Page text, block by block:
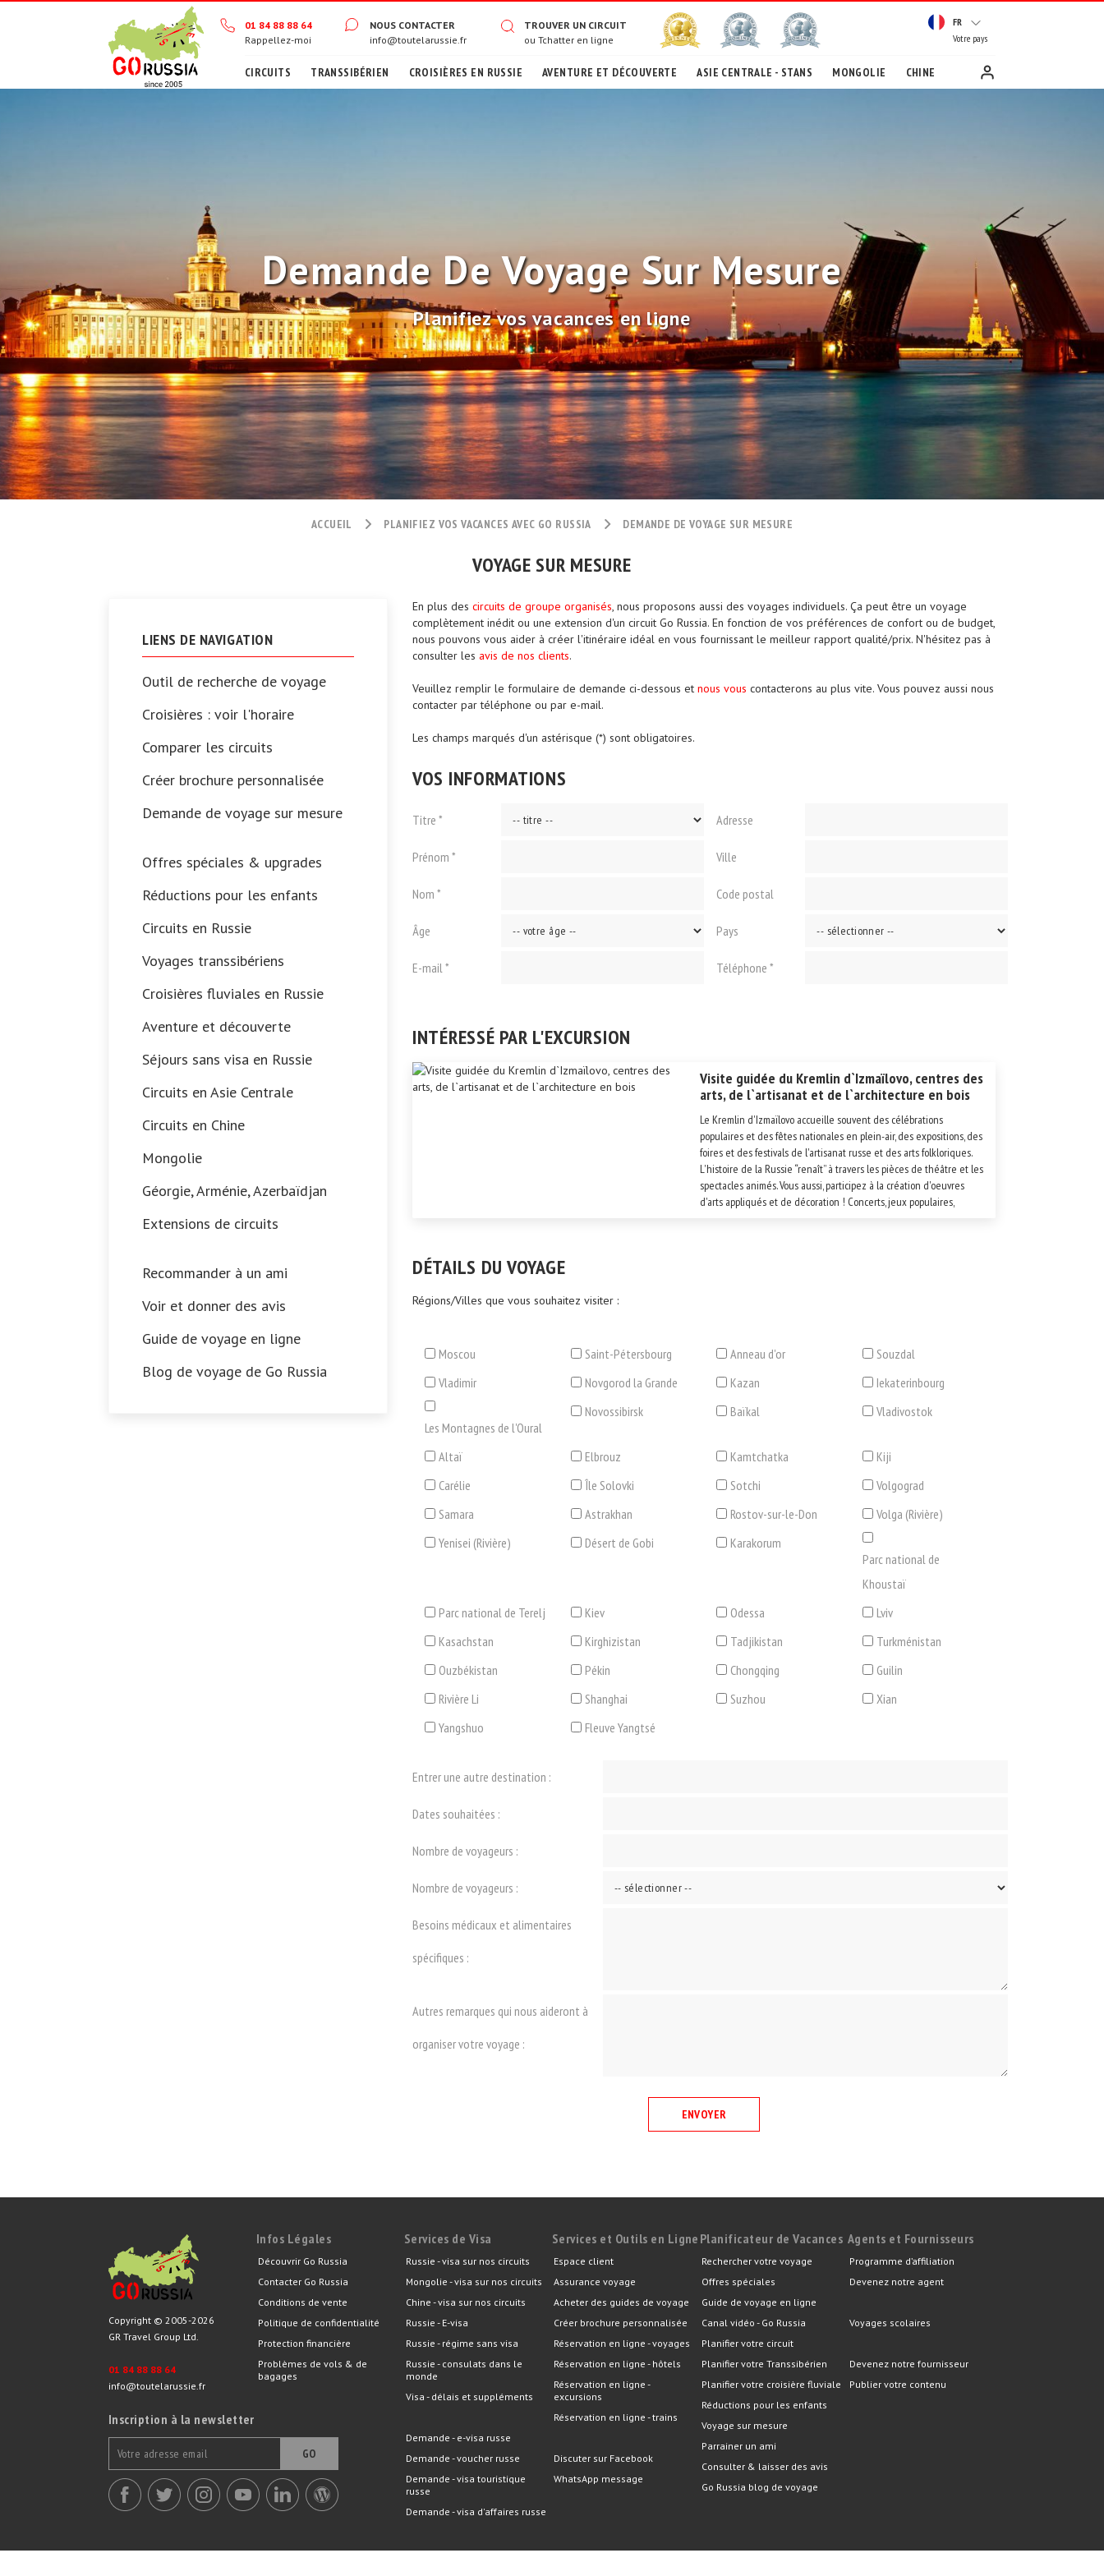
01 84 88 88 64
Rappellez-moi
NOUS CONTACTER
info@toutelarussie.fr
TROUVER UN CIRCUIT
ou Tchatter en ligne
FR
Votre pays
CIRCUITS TRANSSIBÉRIEN CROISIÈRES EN RUSSIE AVENTURE ET DÉCOUVERTE ASIE CENTRALE - STANS MONGOLIE CHINE
Demande De Voyage Sur Mesure
Planifiez vos vacances en ligne
ACCUEIL PLANIFIEZ VOS VACANCES AVEC GO RUSSIA DEMANDE DE VOYAGE SUR MESURE
VOYAGE SUR MESURE
LIENS DE NAVIGATION
Outil de recherche de voyage
Croisières : voir l'horaire
Comparer les circuits
Créer brochure personnalisée
Demande de voyage sur mesure
Offres spéciales & upgrades
Réductions pour les enfants
Circuits en Russie
Voyages transsibériens
Croisières fluviales en Russie
Aventure et découverte
Séjours sans visa en Russie
Circuits en Asie Centrale
Circuits en Chine
Mongolie
Géorgie, Arménie, Azerbaïdjan
Extensions de circuits
Recommander à un ami
Voir et donner des avis
Guide de voyage en ligne
Blog de voyage de Go Russia
En plus des circuits de groupe organisés, nous proposons aussi des voyages individuels. Ça peut être un voyage
complètement inédit ou une extension d'un circuit Go Russia. En fonction de vos préférences de confort ou de budget,
nous pouvons vous aider à créer l'itinéraire idéal en vous fournissant le meilleur rapport qualité/prix. N'hésitez pas à
consulter les avis de nos clients.
Veuillez remplir le formulaire de demande ci-dessous et nous vous contacterons au plus vite. Vous pouvez aussi nous
contacter par téléphone ou par e-mail.
Les champs marqués d'un astérisque (*) sont obligatoires.
VOS INFORMATIONS
Titre *
Prénom *
Nom *
Âge
E-mail *
Adresse
Ville
Code postal
Pays
Téléphone *
INTÉRESSÉ PAR L'EXCURSION
Visite guidée du Kremlin d`Izmaïlovo, centres des
arts, de l`artisanat et de l`architecture en bois
Le Kremlin d'Izmaïlovo accueille souvent des célébrations
populaires et des fêtes nationales en plein-air, des expositions, des
foires et des festivals de l'artisanat russe et des arts folkloriques.
L'histoire de la Russie “renaît” à travers les pièces de théâtre et les
spectacles animés. Vous aussi, participez à la création d'oeuvres
d'arts appliqués et de décoration ! Concerts, jeux populaires,
DÉTAILS DU VOYAGE
Régions/Villes que vous souhaitez visiter :
Moscou Saint-Pétersbourg Anneau d'or
Souzdal
Vladimir
Novgorod la Grande Kazan Iekaterinbourg
Les Montagnes de l'Oural
Novossibirsk Baïkal Vladivostok
Altaï Elbrouz Kamtchatka
Kiji
Carélie
Île Solovki Sotchi
Volgograd
Samara
Astrakhan Rostov-sur-le-Don
Volga (Rivière)
Yenisei (Rivière)
Désert de Gobi
Karakorum
Parc national de
Khoustaï
Parc national de Terelj
Kiev Odessa
Lviv
Kasachstan
Kirghizistan Tadjikistan
Turkménistan
Ouzbékistan
Pékin Chongqing
Guilin
Rivière Li
Shanghai Suzhou
Xian
Yangshuo
Fleuve Yangtsé
Entrer une autre destination :
Dates souhaitées :
Nombre de voyageurs :
Nombre de voyageurs :
Besoins médicaux et alimentaires
spécifiques :
Autres remarques qui nous aideront à
organiser votre voyage :
Copyright © 2005-2026
GR Travel Group Ltd.
01 84 88 88 64
info@toutelarussie.fr
Inscription à la newsletter
GO
Infos Légales
Découvrir Go Russia
Contacter Go Russia
Conditions de vente
Politique de confidentialité
Protection financière
Problèmes de vols & de
bagages
Services de Visa
Russie - visa sur nos circuits
Mongolie - visa sur nos circuits
Chine - visa sur nos circuits
Russie - E-visa
Russie - régime sans visa
Russie - consulats dans le
monde
Visa - délais et suppléments
Demande - e-visa russe
Demande - voucher russe
Demande - visa touristique
russe
Demande - visa d'affaires russe
Services et Outils en Ligne
Espace client
Assurance voyage
Acheter des guides de voyage
Créer brochure personnalisée
Réservation en ligne - voyages
Réservation en ligne - hôtels
Réservation en ligne -
excursions
Réservation en ligne - trains
Discuter sur Facebook
WhatsApp message
Planificateur de Vacances
Rechercher votre voyage
Offres spéciales
Guide de voyage en ligne
Canal vidéo - Go Russia
Planifier votre circuit
Planifier votre Transsibérien
Planifier votre croisière fluviale
Réductions pour les enfants
Voyage sur mesure
Parrainer un ami
Consulter & laisser des avis
Go Russia blog de voyage
Agents et Fournisseurs
Programme d’affiliation
Devenez notre agent
Voyages scolaires
Devenez notre fournisseur
Publier votre contenu